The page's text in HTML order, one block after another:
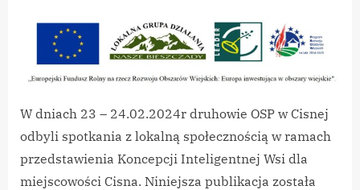
Nasze
Bieszczady
–
Koncepcja
Wsi
Cisna
W dniach 23 – 24.02.2024r druhowie OSP w Cisnej
odbyli spotkania z lokalną społecznością w ramach
przedstawienia Koncepcji Inteligentnej Wsi dla
miejscowości Cisna. Niniejsza publikacja została